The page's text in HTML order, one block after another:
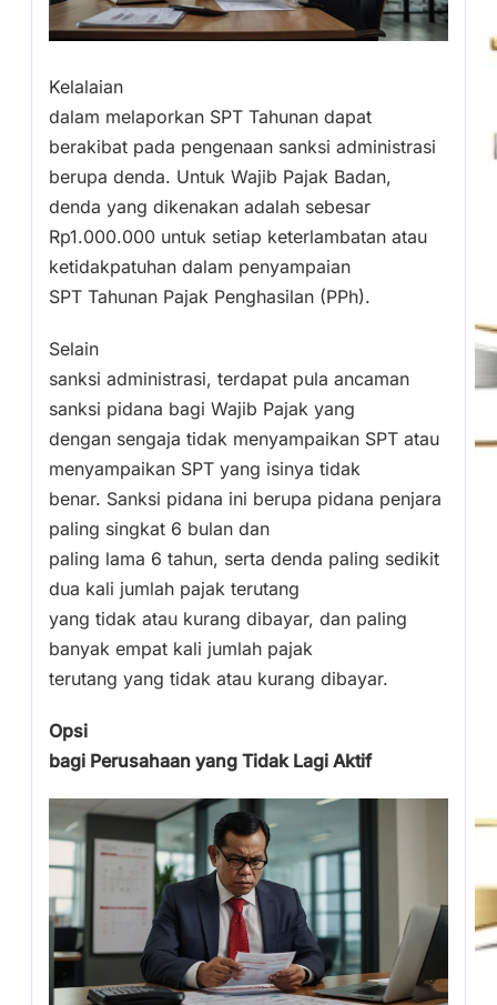
Kelalaian
dalam melaporkan SPT Tahunan dapat
berakibat pada pengenaan sanksi administrasi
berupa denda. Untuk Wajib Pajak Badan,
denda yang dikenakan adalah sebesar
Rp1.000.000 untuk setiap keterlambatan atau
ketidakpatuhan dalam penyampaian
SPT Tahunan Pajak Penghasilan (PPh).
Selain
sanksi administrasi, terdapat pula ancaman
sanksi pidana bagi Wajib Pajak yang
dengan sengaja tidak menyampaikan SPT atau
menyampaikan SPT yang isinya tidak
benar. Sanksi pidana ini berupa pidana penjara
paling singkat 6 bulan dan
paling lama 6 tahun, serta denda paling sedikit
dua kali jumlah pajak terutang
yang tidak atau kurang dibayar, dan paling
banyak empat kali jumlah pajak
terutang yang tidak atau kurang dibayar.
Opsi
bagi Perusahaan yang Tidak Lagi Aktif